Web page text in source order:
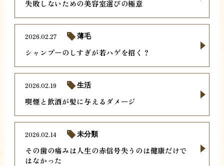
失敗しないための美容室選びの極意
シャンプーのしすぎが若ハゲを招く？
2026.02.27 薄毛
喫煙と飲酒が髪に与えるダメージ
2026.02.19 生活
その歯の痛みは人生の赤信号失うのは健康だけで
はなかった
2026.02.14 未分類